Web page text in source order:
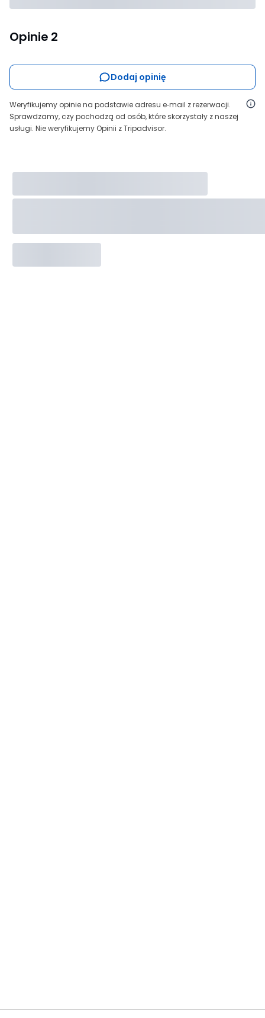
Opinie 2
Dodaj opinię
Weryfikujemy opinie na podstawie adresu e‑mail z rezerwacji.
Sprawdzamy, czy pochodzą od osób, które skorzystały z naszej
usługi. Nie weryfikujemy Opinii z Tripadvisor.